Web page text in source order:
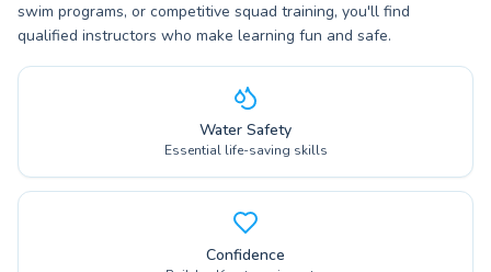
swim programs, or competitive squad training, you'll find
qualified instructors who make learning fun and safe.
Water Safety
Essential life-saving skills
Confidence